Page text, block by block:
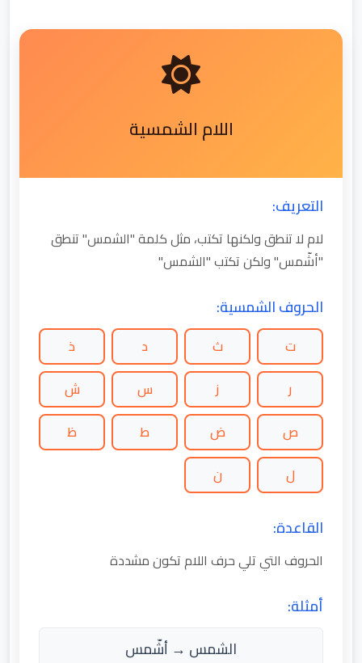
اللام الشمسية
التعريف:
لام لا تنطق ولكنها تكتب، مثل كلمة "الشمس" تنطق
"أشّمس" ولكن تكتب "الشمس"
الحروف الشمسية:
ت ث د
ذ
ر
ز س
ش
ص
ض ط
ظ
ل
ن
القاعدة:
الحروف التي تلي حرف اللام تكون مشددة
أمثلة:
الشمس → أشّمس